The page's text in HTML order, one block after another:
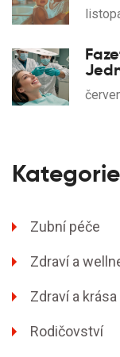
pro
Kategorie
Zubní péče
Zdraví a
Zdraví a krása
Rodičovství